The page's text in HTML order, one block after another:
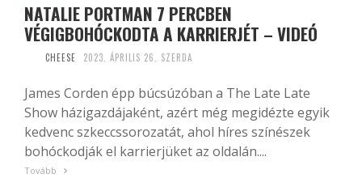
NATALIE PORTMAN 7 PERCBEN
VÉGIGBOHÓCKODTA A KARRIERJÉT – VIDEÓ
CHEESE 2023. ÁPRILIS 26. SZERDA
James Corden épp búcsúzóban a The Late Late
Show házigazdájaként, azért még megidézte egyik
kedvenc szkeccssorozatát, ahol híres színészek
bohóckodják el karrierjüket az oldalán....
Tovább